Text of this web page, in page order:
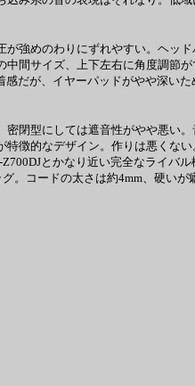
強めのわりにずれやすい。ヘッ
間サイズ、上下左右に角度調節
だが、イヤーパッドがやや深い
閉型にしては遮音性がやや悪い
徴的なデザイン。作りは悪くな
とかなり近い完全なライバル
。コードの太さは約4mm、硬いが